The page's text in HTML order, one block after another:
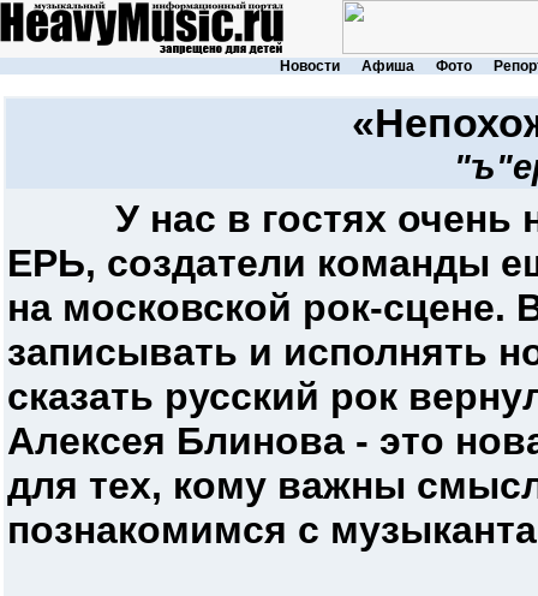
Новости Афиша Фото
У нас в гостях
ЕРЬ, создатели команды
на московской рок-сцене.
записывать и исполнять
сказать русский рок
Алексея Блинова - это
для тех, кому важны
познакомимся с